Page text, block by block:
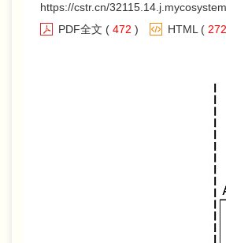
https://cstr.cn/
PDF全文 ( 472 ) HTML ( 272